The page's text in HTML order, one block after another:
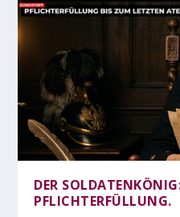
DER
PFLICHTERFÜLLUNG.